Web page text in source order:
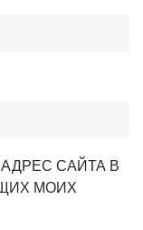
САЙТА В
МОИХ